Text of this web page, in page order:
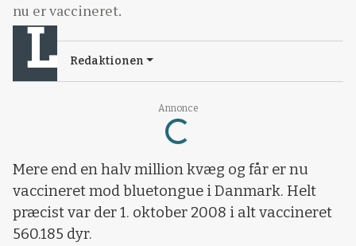
Annonce
Loading...
nu er vaccineret.
Redaktionen
Mere end en halv million kvæg og får er nu
vaccineret mod bluetongue i Danmark. Helt
præcist var der 1. oktober 2008 i alt vaccineret
560.185 dyr.